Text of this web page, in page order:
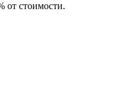
от стоимости.